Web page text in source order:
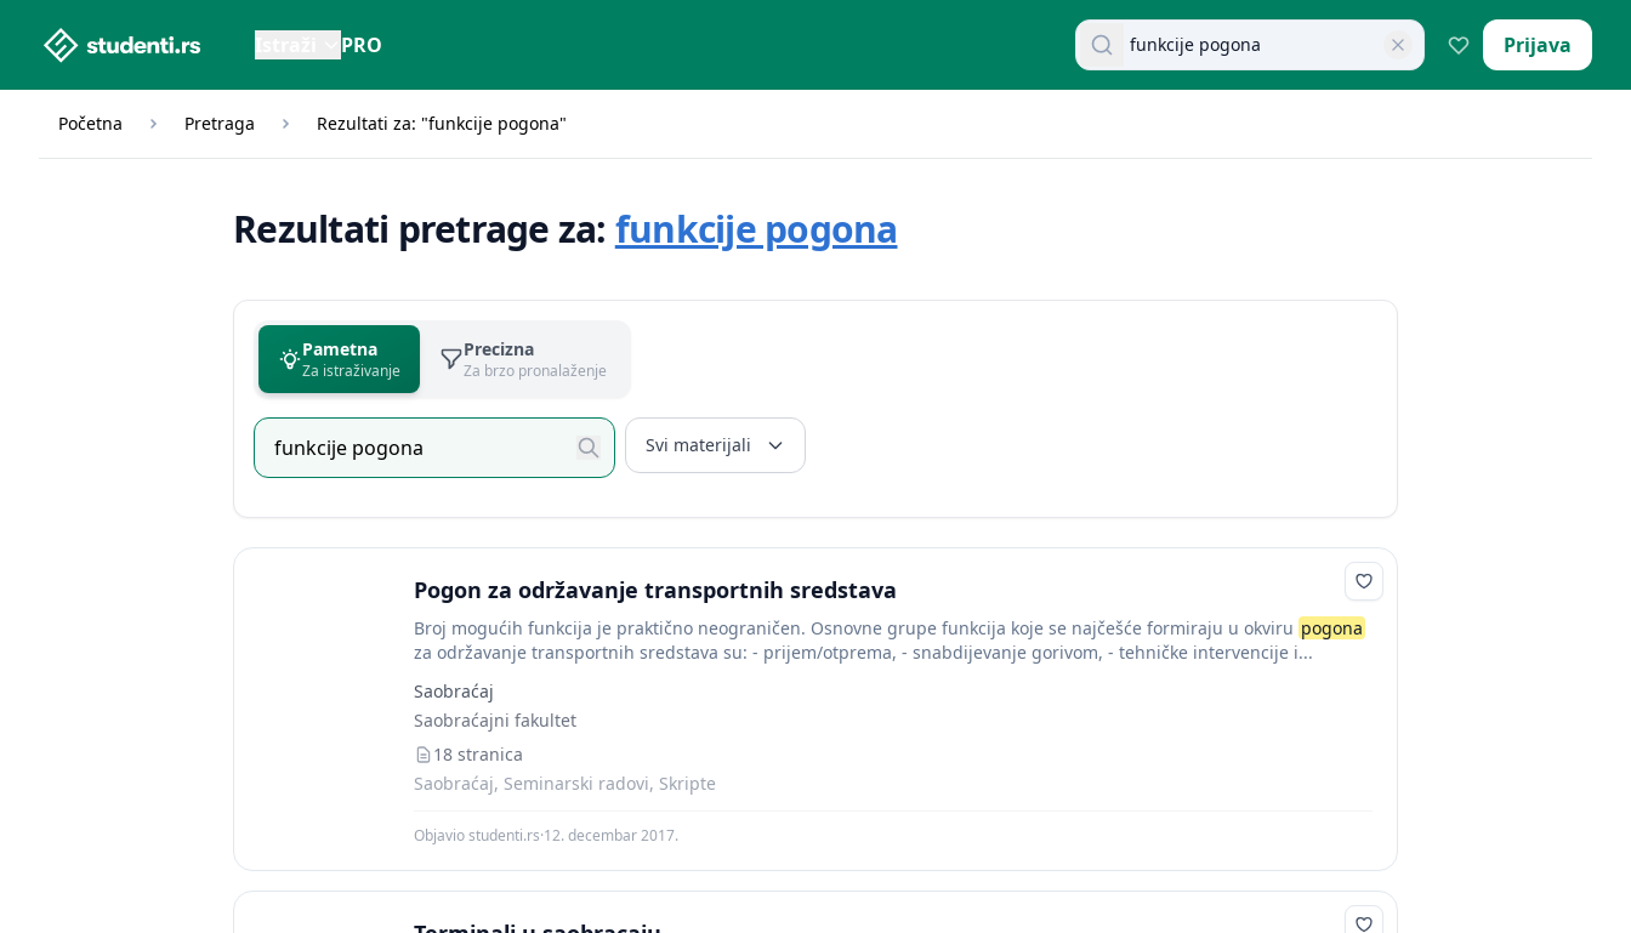
studenti.rs home page PRO Pretraži dokumente Prijava
Početna Pretraga Rezultati za: "funkcije pogona"
Rezultati pretrage za: funkcije pogona
Pametna
Za istraživanje
Precizna
Za brzo pronalaženje
Svi materijali
Pogon za održavanje transportnih sredstava
Broj mogućih funkcija je praktično neograničen. Osnovne grupe funkcija koje se najčešće formiraju u okviru pogona
za održavanje transportnih sredstava su: - prijem/otprema, - snabdijevanje gorivom, - tehničke intervencije i...
Saobraćaj
Saobraćajni fakultet
18 stranica
Saobraćaj, Seminarski radovi, Skripte
Objavio studenti.rs·12. decembar 2017.